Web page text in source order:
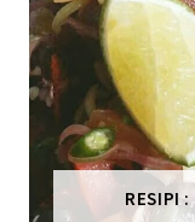
RESIPI :